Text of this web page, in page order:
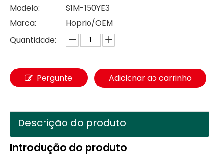
Modelo:
S1M-150YE3
Marca:
Hoprio/OEM
Quantidade:
Pergunte Adicionar ao carrinho
Descrição do produto
Introdução do produto